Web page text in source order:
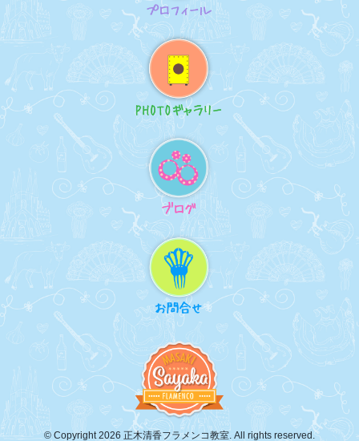
© Copyright 2026 正木清香フラメンコ教室. All rights reserved.